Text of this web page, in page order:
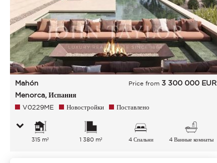
Mahón
Menorca, Испания
Price from 3 300 000 EUR
V0229ME Новостройки Поставлено
315 m² 1 380 m² 4 Спальни 4 Ванные комнаты